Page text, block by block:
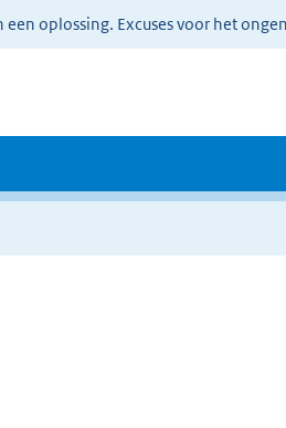
oplossing. Excuses voor het